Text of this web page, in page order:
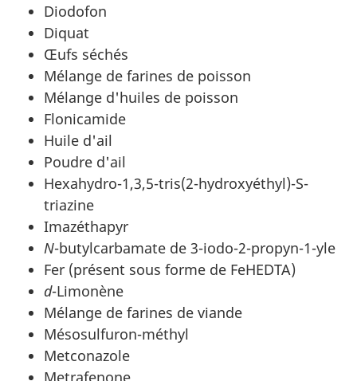
Diodofon
Diquat
Œufs séchés
Mélange de farines de poisson
Mélange d'huiles de poisson
Flonicamide
Huile d'ail
Poudre d'ail
Hexahydro-1,3,5-tris(2-hydroxyéthyl)-S-
triazine
Imazéthapyr
N-butylcarbamate de 3-iodo-2-propyn-1-yle
Fer (présent sous forme de FeHEDTA)
d-Limonène
Mélange de farines de viande
Mésosulfuron-méthyl
Metconazole
Metrafenone